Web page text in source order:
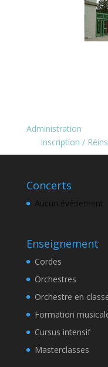
Administration
Inscription /
Concerts
Aucun événement
Enseignement
Cordes
Orchestres
Orchestre en
Formation
Cursus intensif
Masterclasses